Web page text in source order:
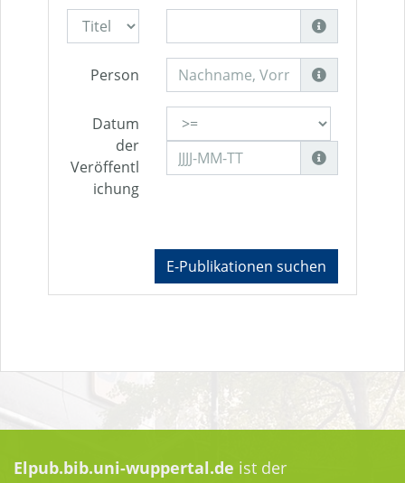
Person
Datum
der
Veröffentl
ichung
E-Publikationen suchen
Elpub.bib.uni-wuppertal.de ist der